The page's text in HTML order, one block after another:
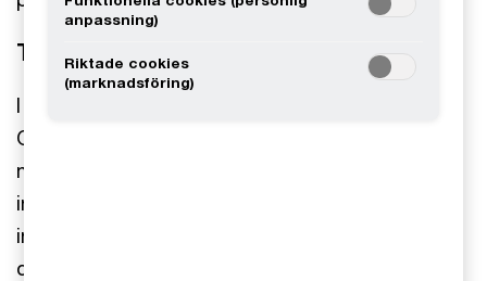
Transaktionen
I januari 2020 presenterades affären där JCE
Group förvärvade Systemite. Den nya
majoritetsägaren JCE Group är ett privatägt
investmentbolag med säte i Göteborg. JCE
investerar i både noterade och onoterade företag
och har en bred investeringsportfölj med bolag
anpassning)
Riktade cookies
(marknadsföring)